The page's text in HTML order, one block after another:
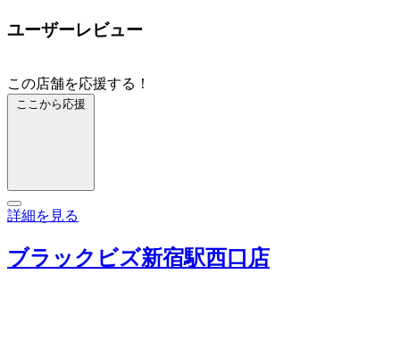
ユーザーレビュー
この店舗を応援する！
ここから応援
詳細を見る
ブラックビズ新宿駅西口店